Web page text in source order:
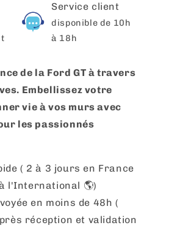
Service client
disponible de 10h
à 18h
de la Ford GT à travers
Embellissez votre
vie à vos murs avec
les passionnés
( 2 à 3 jours en France
🌎)
en moins de 48h (
réception et validation